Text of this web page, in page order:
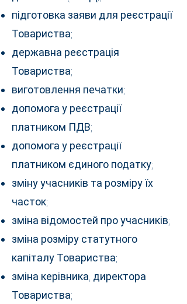
підготовка заяви для реєстрації
Товариства;
державна реєстрація
Товариства;
виготовлення печатки;
допомога у реєстрації
платником ПДВ;
допомога у реєстрації
платником єдиного податку;
зміну учасників та розміру їх
часток;
зміна відомостей про учасників;
зміна розміру статутного
капіталу Товариства;
зміна керівника, директора
Товариства;